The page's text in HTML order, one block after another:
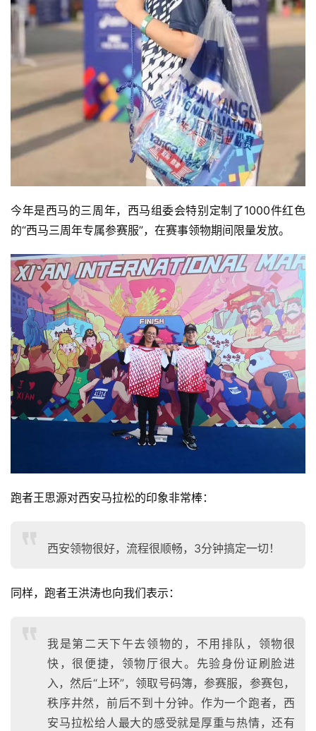
今年是西马的三周年，西马组委会特别定制了1000件红色
的“西马三周年专属参赛服”，在赛事领物期间限量发放。
跑者王思源对西安马拉松的印象非常棒：
西安领物很好，流程很顺畅，3分钟搞定一切！
同样，跑者王洪涛也向我们表示：
我是第二天下午去领物的，不用排队，领物很
快，很便捷，领物厅很大。先验身份证刷脸进
入，然后“上环”，领取号码簿，参赛服，参赛包，
秩序井然，前后不到十分钟。作为一个跑者，西
安马拉松给人最大的感受就是厚重与热情，还有